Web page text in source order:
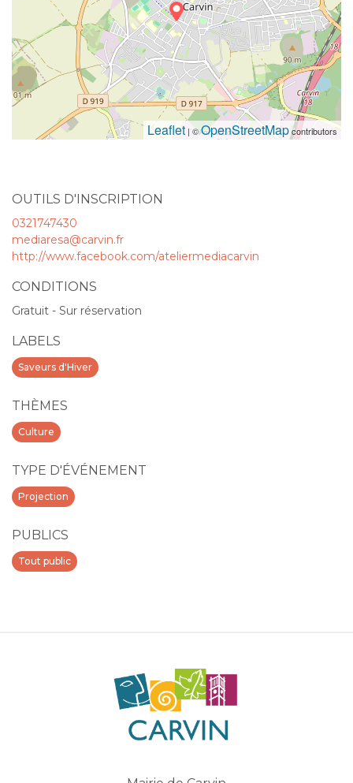
Leaflet | ©OpenStreetMapcontributors
OUTILS D'INSCRIPTION
0321747430
mediaresa@carvin.fr
http://www.facebook.com/ateliermediacarvin
CONDITIONS
Gratuit - Sur réservation
LABELS
Saveurs d'Hiver
THÈMES
Culture
TYPE D'ÉVÉNEMENT
Projection
PUBLICS
Tout public